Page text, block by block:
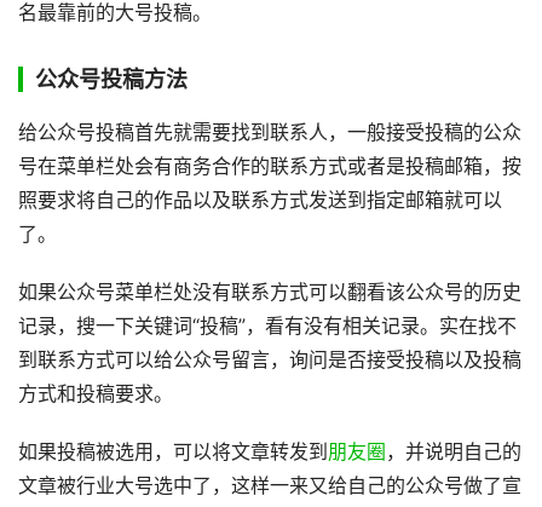
名最靠前的大号投稿。
公众号投稿方法
给公众号投稿首先就需要找到联系人，一般接受投稿的公众
号在菜单栏处会有商务合作的联系方式或者是投稿邮箱，按
照要求将自己的作品以及联系方式发送到指定邮箱就可以
了。
如果公众号菜单栏处没有联系方式可以翻看该公众号的历史
记录，搜一下关键词“投稿”，看有没有相关记录。实在找不
到联系方式可以给公众号留言，询问是否接受投稿以及投稿
方式和投稿要求。
如果投稿被选用，可以将文章转发到 朋友圈 ，并说明自己的
文章被行业大号选中了，这样一来又给自己的公众号做了宣